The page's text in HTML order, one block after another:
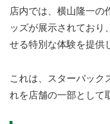
店内では、横山隆一の
ッズが展示されており
せる特別な体験を提供
これは、スターバック
れを店舗の一部として